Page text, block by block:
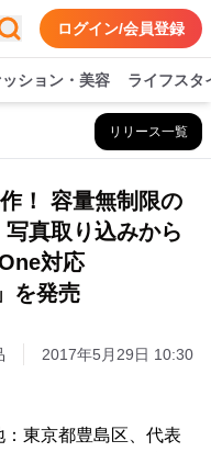
ログイン/会員登録
ション・美容 ライフスタ
リリース一覧
！ 容量無制限の
真取り込みから
対応
を発売
2017年5月29日 10:30
東京都豊島区、代表